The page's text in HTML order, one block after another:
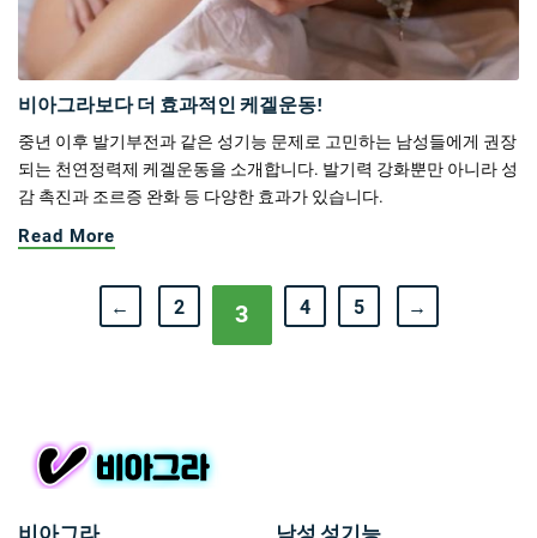
비아그라보다 더 효과적인 케겔운동!
중년 이후 발기부전과 같은 성기능 문제로 고민하는 남성들에게 권장
되는 천연정력제 케겔운동을 소개합니다. 발기력 강화뿐만 아니라 성
감 촉진과 조르증 완화 등 다양한 효과가 있습니다.
Read More
← 2 3 4 5 →
비아그라 남성 성기능